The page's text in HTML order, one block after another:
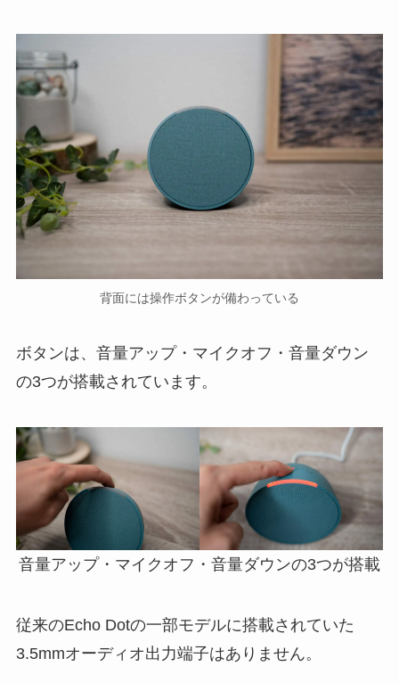
背面には操作ボタンが備わっている
ボタンは、音量アップ・マイクオフ・音量ダウン
の3つが搭載されています。
音量アップ・マイクオフ・音量ダウンの3つが搭載
従来のEcho Dotの一部モデルに搭載されていた
3.5mmオーディオ出力端子はありません。